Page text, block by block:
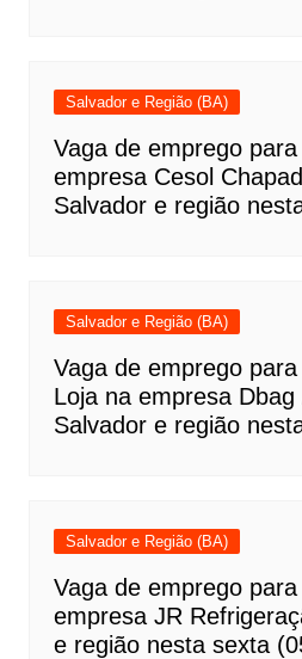
Salvador e Região (BA)
Vaga de emprego
empresa Cesol
Salvador e região
Salvador e Região (BA)
Vaga de emprego
Loja na empresa
Salvador e região
Salvador e Região (BA)
Vaga de emprego
empresa JR
e região nesta sexta